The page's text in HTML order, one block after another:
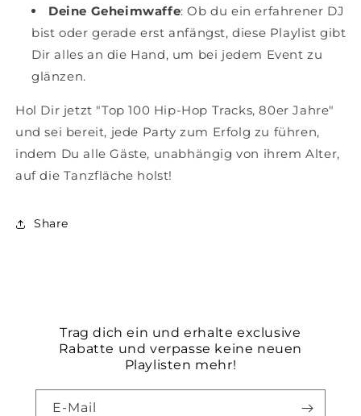
Deine Geheimwaffe: Ob du ein erfahrener DJ
bist oder gerade erst anfängst, diese Playlist gibt
Dir alles an die Hand, um bei jedem Event zu
glänzen.
Hol Dir jetzt "Top 100 Hip-Hop Tracks, 80er Jahre"
und sei bereit, jede Party zum Erfolg zu führen,
indem Du alle Gäste, unabhängig von ihrem Alter,
auf die Tanzfläche holst!
Share
Trag dich ein und erhalte exclusive
Rabatte und verpasse keine neuen
Playlisten mehr!
E-Mail